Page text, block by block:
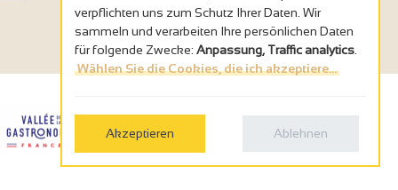
verpflichten uns zum Schutz Ihrer Daten. Wir
sammeln und verarbeiten Ihre persönlichen Daten
für folgende Zwecke: Anpassung, Traffic analytics
Wählen Sie die Cookies, die ich akzeptiere...
Akzeptieren Ablehnen